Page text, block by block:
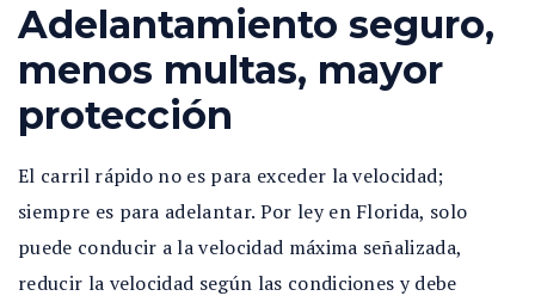
Adelantamiento seguro,
menos multas, mayor
protección
El carril rápido no es para exceder la velocidad;
siempre es para adelantar. Por ley en Florida, solo
puede conducir a la velocidad máxima señalizada,
reducir la velocidad según las condiciones y debe